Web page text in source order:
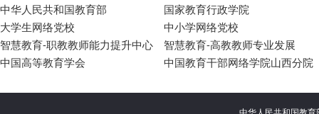
中华人民共和国教育部
国家教育行政学院
大学生网络党校
中小学网络党校
智慧教育-职教教师能力提升中心
智慧教育-高教教师专业发展
中国高等教育学会
中国教育干部网络学院山西分院